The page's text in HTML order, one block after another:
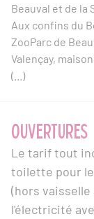
Beauval et de la
Aux confins du
ZooParc de
Valençay,
(...)
OUVERTURES
Le tarif tout
toilette pour
(hors
l'électricité